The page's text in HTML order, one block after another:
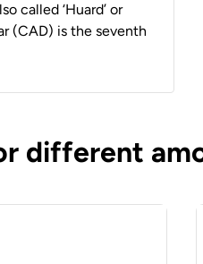
called ‘Huard’ or
(CAD) is the seventh
different